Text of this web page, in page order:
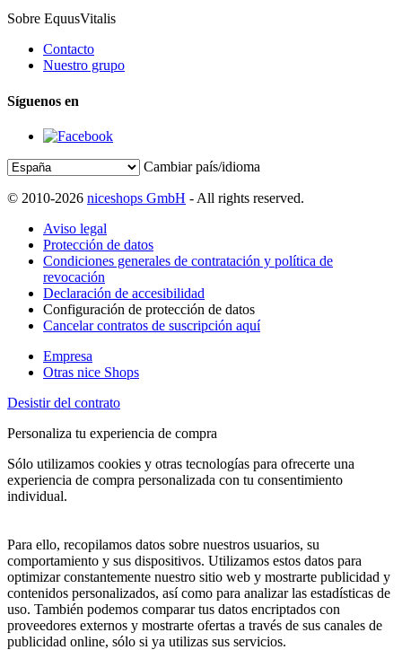
Sobre EquusVitalis
Contacto
Nuestro grupo
Síguenos en
Cambiar país/idioma
© 2010-2026 niceshops GmbH - All rights reserved.
Aviso legal
Protección de datos
Condiciones generales de contratación y política de
revocación
Declaración de accesibilidad
Configuración de protección de datos
Cancelar contratos de suscripción aquí
Empresa
Otras nice Shops
Desistir del contrato
Personaliza tu experiencia de compra
Sólo utilizamos cookies y otras tecnologías para ofrecerte una
experiencia de compra personalizada con tu consentimiento
individual.
Para ello, recopilamos datos sobre nuestros usuarios, su
comportamiento y sus dispositivos. Utilizamos estos datos para
optimizar constantemente nuestro sitio web y mostrarte publicidad y
contenidos personalizados, así como para analizar las estadísticas de
uso. También podemos comparar tus datos encriptados con
proveedores externos y mostrarte ofertas a través de sus canales de
publicidad online, sólo si ya utilizas sus servicios.